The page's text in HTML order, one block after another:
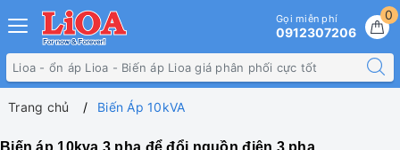
0
Gọi miễn phí
0912307206
Trang chủ Biến Áp 10kVA
Biến áp 10kva 3 pha để đổi nguồn điện 3 pha